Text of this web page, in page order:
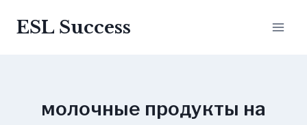
ESL Success
молочные продукты на